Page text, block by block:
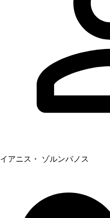
イアニス・ ゾルンパノス